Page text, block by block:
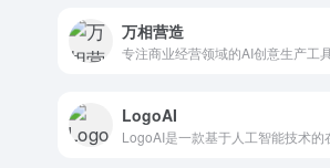
万相营造
LogoAI